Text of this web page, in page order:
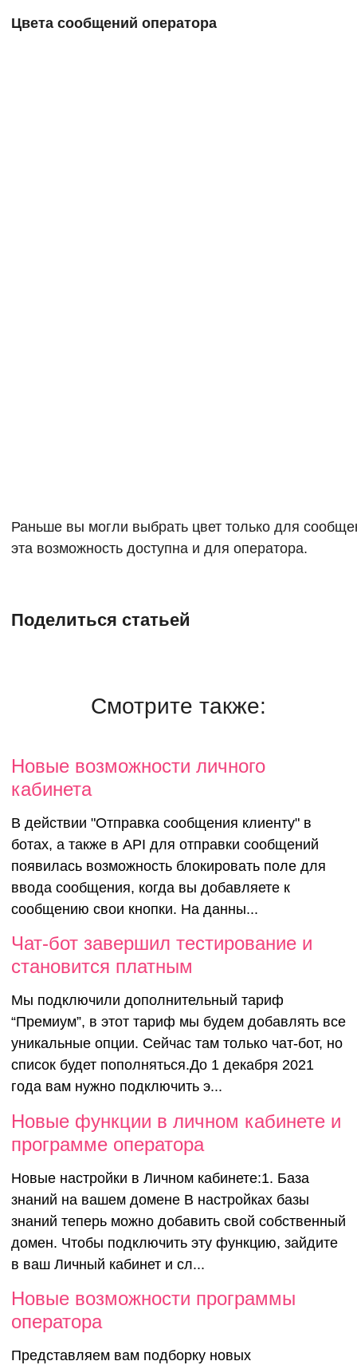
Цвета сообщений оператора
Раньше вы могли выбрать цвет только для
эта возможность доступна и для оператора.
Поделиться статьей
Смотрите также:
Новые возможности личного
кабинета
В действии "Отправка сообщения клиенту" в
ботах, а также в API для отправки сообщений
появилась возможность блокировать поле для
ввода сообщения, когда вы добавляете к
сообщению свои кнопки. На данны...
Чат-бот
становится
платным
Чат-бот завершил тестирование и
становится платным
Мы подключили дополнительный тариф
“Премиум”, в этот тариф мы будем добавлять все
уникальные опции. Сейчас там только чат-бот, но
список будет пополняться.До 1 декабря 2021
года вам нужно подключить э...
Новые функции в личном кабинете и
программе оператора
Новые настройки в Личном кабинете:1. База
знаний на вашем домене В настройках базы
знаний теперь можно добавить свой собственный
домен. Чтобы подключить эту функцию, зайдите
в ваш Личный кабинет и сл...
Новые возможности программы
оператора
Представляем вам подборку новых